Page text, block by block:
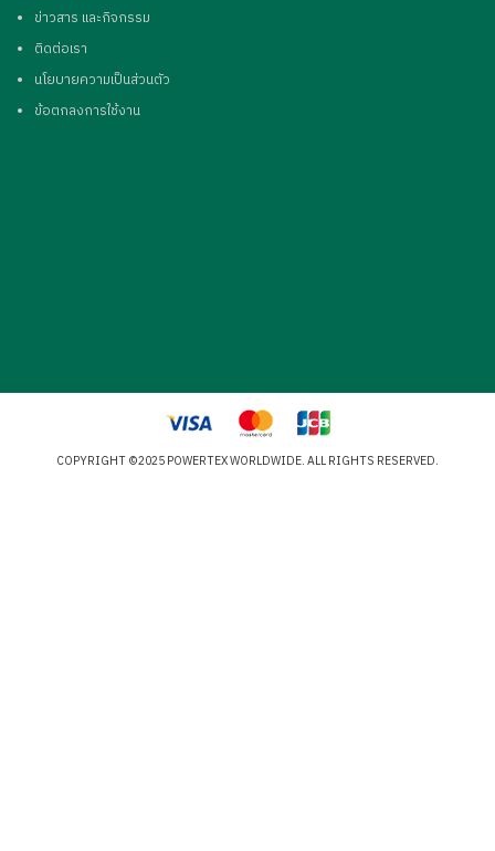
ข่าวสาร และกิจกรรม
ติดต่อเรา
นโยบายความเป็นส่วนตัว
ข้อตกลงการใช้งาน
COPYRIGHT ©2025 POWERTEX WORLDWIDE. ALL RIGHTS RESERVED.